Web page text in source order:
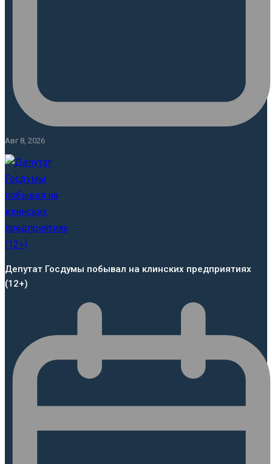
Авг 8, 2026
Депутат Госдумы побывал на клинских предприятиях
(12+)